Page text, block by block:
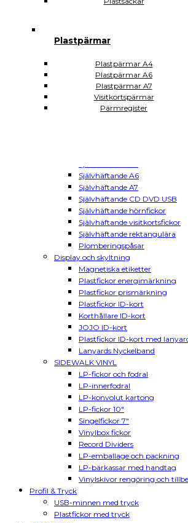
Plastpärmar
Plastpärmar A4
Plastpärmar A6
Plastpärmar A7
Visitkortspärmar
Pärmregister
Plastfodral med glidlås
Plastmappar låsfunktion
Vattentäta plastfickor
Plastfickor sjukvården
Plastsäckar och plastkassar
Plastkassar
Självhäftande A6
Självhäftande A7
Självhäftande CD DVD USB
Självhäftande hörnfickor
Självhäftande visitkortsfickor
Självhäftande rektangulära
Plomberingspåsar
Display och skyltning
Magnetiska etiketter
Plastfickor energimärkning
Plastfickor prismärkning
Plastfickor ID-kort
Korthållare ID-kort
JOJO ID-kort
Plastfickor ID-kort med
Lanyards Nyckelband
SIDEWALK VINYL
LP-fickor och fodral
LP-innerfodral
LP-konvolut kartong
LP-fickor 10″
Singelfickor 7″
Vinylbox fickor
Record Dividers
LP-emballage och packning
LP-bärkassar med handtag
Vinylskivor rengöring och
Profil & Tryck
USB-minnen med tryck
Plastfickor med tryck